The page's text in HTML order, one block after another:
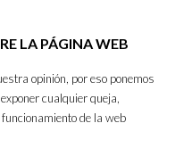
LA PÁGINA WEB
opinión, por eso ponemos
cualquier queja,
de la web